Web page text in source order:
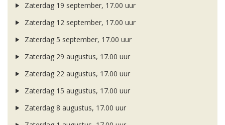
Zaterdag 19 september, 17.00 uur
Zaterdag 12 september, 17.00 uur
Zaterdag 5 september, 17.00 uur
Zaterdag 29 augustus, 17.00 uur
Zaterdag 22 augustus, 17.00 uur
Zaterdag 15 augustus, 17.00 uur
Zaterdag 8 augustus, 17.00 uur